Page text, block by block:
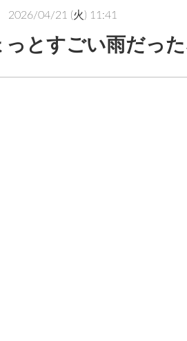
2026/04/21 (火) 11:41
っとすごい雨だっ